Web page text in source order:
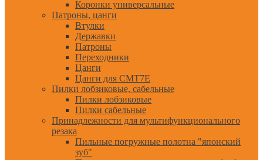
Коронки универсальные
Патроны, цанги
Втулки
Державки
Патроны
Переходники
Цанги
Цанги для CMT7E
Пилки лобзиковые, сабельные
Пилки лобзиковые
Пилки сабельные
Принадлежности для мультифункционального
резака
Пильные погружные полотна "японский
зуб"